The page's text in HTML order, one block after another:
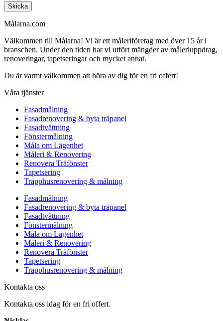
Skicka
Målarna.com
Välkommen till Målarna! Vi är ett måleriföretag med över 15 år i
branschen. Under den tiden har vi utfört mängder av måleriuppdrag,
renoveringar, tapetseringar och mycket annat.
Du är varmt välkommen att höra av dig för en fri offert!
Våra tjänster
Fasadmålning
Fasadrenovering & byta träpanel
Fasadtvättning
Fönstermålning
Måla om Lägenhet
Måleri & Renovering
Renovera Träfönster
Tapetsering
Trapphusrenovering & målning
Fasadmålning
Fasadrenovering & byta träpanel
Fasadtvättning
Fönstermålning
Måla om Lägenhet
Måleri & Renovering
Renovera Träfönster
Tapetsering
Trapphusrenovering & målning
Kontakta oss
Kontakta oss idag för en fri offert.